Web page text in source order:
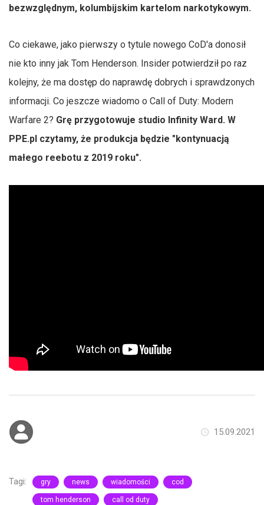
bezwzględnym, kolumbijskim kartelom narkotykowym.
Co ciekawe, jako pierwszy o tytule nowego CoD'a donosił
nie kto inny jak Tom Henderson. Insider potwierdził po raz
kolejny, że ma dostęp do naprawdę dobrych i sprawdzonych
informacji. Co jeszcze wiadomo o Call of Duty: Modern
Warfare 2? Grę przygotowuje studio Infinity Ward. W
PPE.pl czytamy, że produkcja będzie "kontynuacją
małego reebotu z 2019 roku".
15.09.2021
Tagi: gry news wiadomości cod
tom henderson call od duty